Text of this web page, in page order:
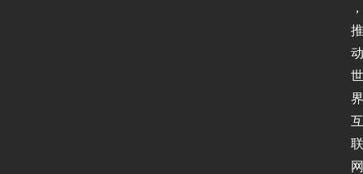
，
推
动
世
界
互
联
网